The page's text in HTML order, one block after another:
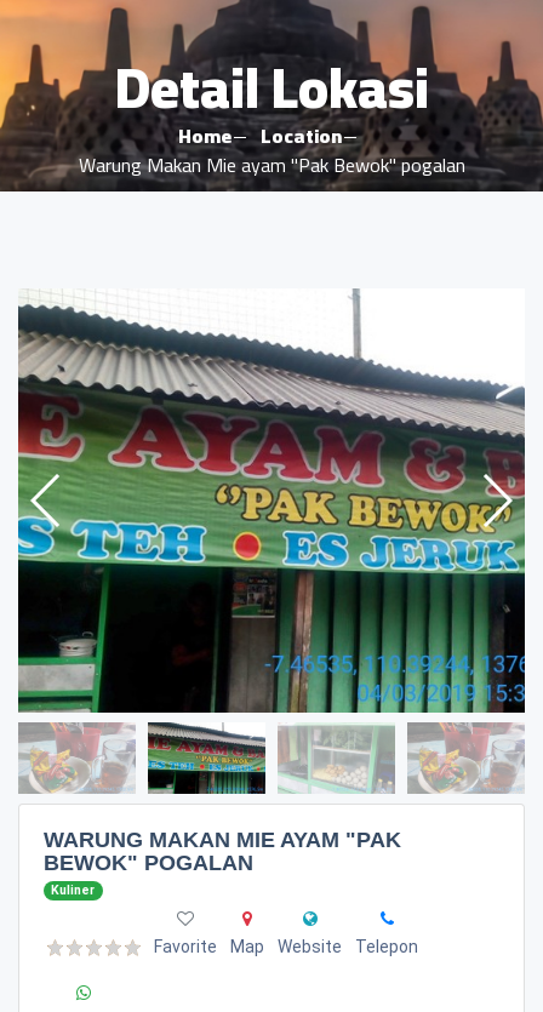
Detail Lokasi
Home
Location
Warung Makan Mie ayam "Pak Bewok" pogalan
WARUNG MAKAN MIE AYAM "PAK
BEWOK" POGALAN
Kuliner
Favorite Map Website Telepon